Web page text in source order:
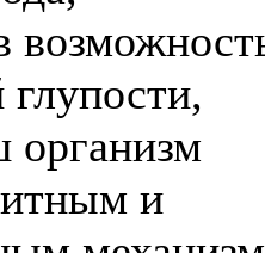
глупости,
организм
и